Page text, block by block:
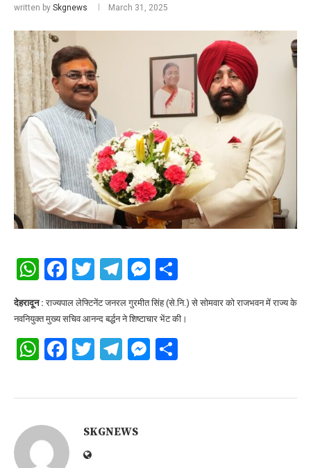
written by Skgnews March 31, 2025
WhatsApp
Facebook
Twitter
Telegram
Messenger
देहरादून : राज्यपाल लेफ्टिनेंट जनरल गुरमीत सिंह (से.नि.) से सोमवार को राजभवन में राज्य के
नवनियुक्त मुख्य सचिव आनन्द बर्द्धन ने शिष्टाचार भेंट की।
WhatsApp
Facebook
Twitter
Telegram
Messenger
SKGNEWS